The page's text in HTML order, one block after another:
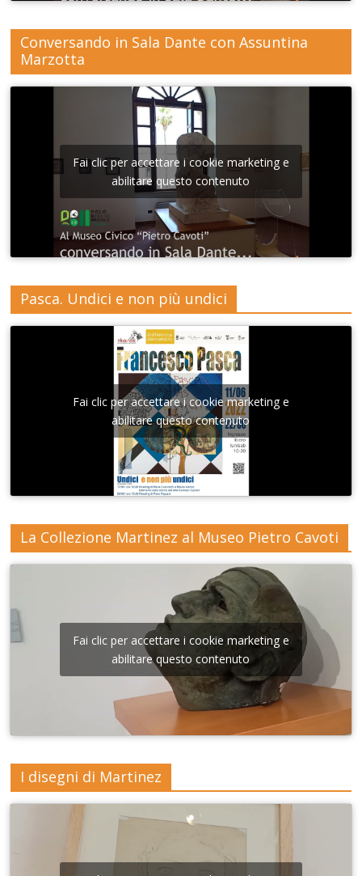
Conversando in Sala Dante con Assuntina
Marzotta
Fai clic per accettare i cookie marketing e
abilitare questo contenuto
Pasca. Undici e non più undici
Fai clic per accettare i cookie marketing e
abilitare questo contenuto
La Collezione Martinez al Museo Pietro Cavoti
Fai clic per accettare i cookie marketing e
abilitare questo contenuto
I disegni di Martinez